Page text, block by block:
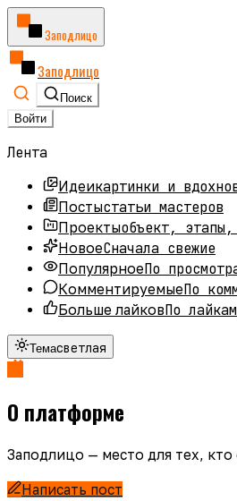
Заподлицо
Заподлицо
Поиск
Войти
Лента
Идеикартинки и
Постыстатьи мастеров
Проектыобъект, этапы,
НовоеСначала свежие
ПопулярноеПо
КомментируемыеПо
Больше лайковПо лайкам
Темасветлая
О платформе
Заподлицо — место для тех,
Написать пост